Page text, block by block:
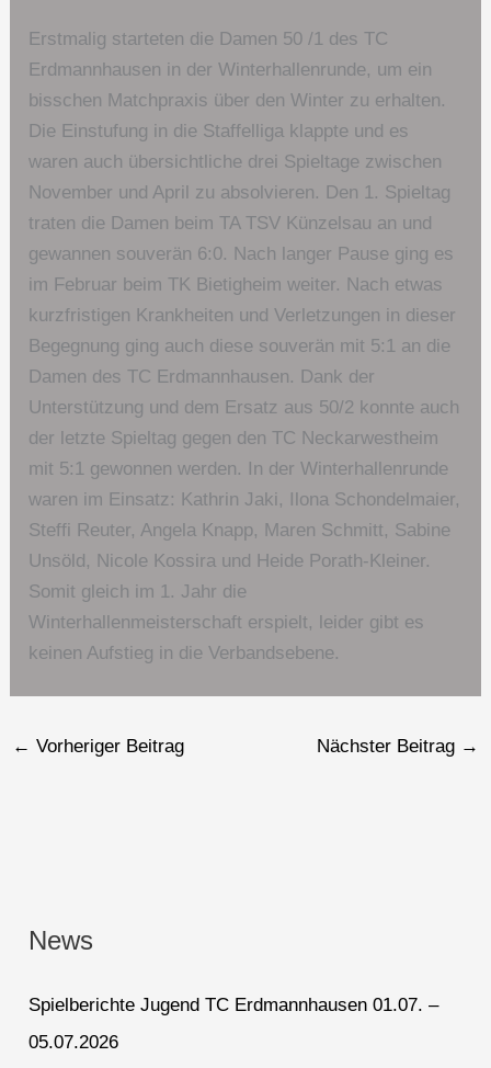
Erstmalig starteten die Damen 50 /1 des TC
Erdmannhausen in der Winterhallenrunde, um ein
bisschen Matchpraxis über den Winter zu erhalten.
Die Einstufung in die Staffelliga klappte und es
waren auch übersichtliche drei Spieltage zwischen
November und April zu absolvieren. Den 1. Spieltag
traten die Damen beim TA TSV Künzelsau an und
gewannen souverän 6:0. Nach langer Pause ging es
im Februar beim TK Bietigheim weiter. Nach etwas
kurzfristigen Krankheiten und Verletzungen in dieser
Begegnung ging auch diese souverän mit 5:1 an die
Damen des TC Erdmannhausen. Dank der
Unterstützung und dem Ersatz aus 50/2 konnte auch
der letzte Spieltag gegen den TC Neckarwestheim
mit 5:1 gewonnen werden. In der Winterhallenrunde
waren im Einsatz: Kathrin Jaki, Ilona Schondelmaier,
Steffi Reuter, Angela Knapp, Maren Schmitt, Sabine
Unsöld, Nicole Kossira und Heide Porath-Kleiner.
Somit gleich im 1. Jahr die
Winterhallenmeisterschaft erspielt, leider gibt es
keinen Aufstieg in die Verbandsebene.
← Vorheriger Beitrag Nächster Beitrag →
News
Spielberichte Jugend TC Erdmannhausen 01.07. –
05.07.2026